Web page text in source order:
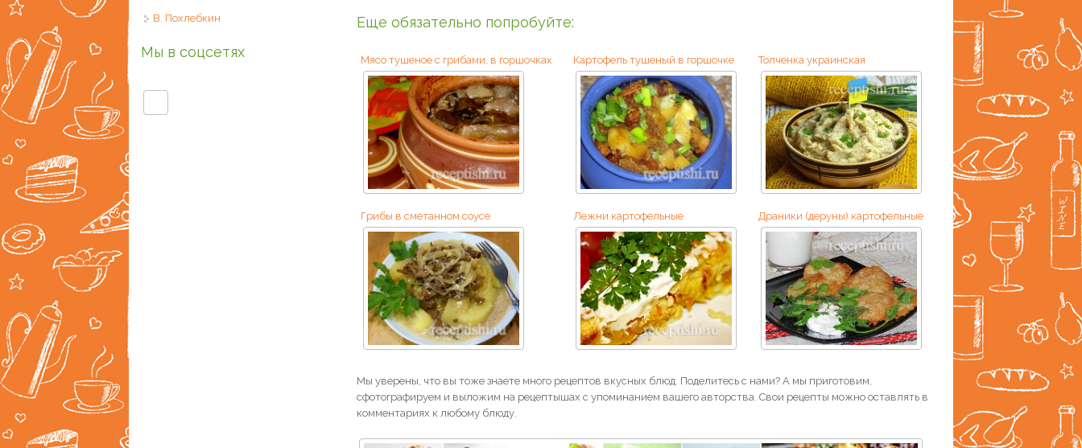
Еще обязательно попробуйте:
Мясо тушеное с грибами, в горшочках Картофель тушеный в горшочке Толченка украинская
Грибы в сметанном соусе Лежни картофельные Драники (деруны) картофельные
Мы уверены, что вы тоже знаете много рецептов вкусных блюд. Поделитесь с нами? А мы приготовим,
сфотографируем и выложим на рецептышах с упоминанием вашего авторства. Свои рецепты можно оставлять в
комментариях к любому блюду.
В. Похлебкин
Мы в соцсетях